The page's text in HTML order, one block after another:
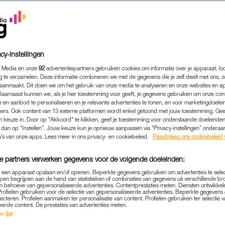
NA EEN
WIST: DIT IS HET EINDE'
FAMILIE|INTERVIEW
23-04-2023 | ANNA NEELTJE DE BOER
met 31 weken van haar dochter Lisa. Het meisje
instellingen
en onze 92 advertentiepartners gebruiken cookies om informatie over je apparaat,
te verzamelen. Deze informatie combineren we met de gegevens die je zelf deelt met ons,
Dit doen we om het gebruik van onze media te analyseren en onze websites en
kunnen we, als je hier toestemming voor geeft, je gegevens gebruiken om onze
en aanbod te personaliseren en je relevante advertenties te tonen, en voor
Ook content van 13 externe platformen wordt enkel getoond met jouw toestemming.
keuze in. Door op "Akkoord" te klikken, geef je toestemming voor onderstaande
op “Instellen”. Jouw keuze kun je opnieuw aanpassen via “Privacy-instellingen”
van onze apps. Lees meer in ons privacy- en cookiebeleid.
Raadpleeg ons cookiebeleid
partners verwerken gegevens voor de volgende doeleinden:
apparaat opslaan en/of openen. Beperkte gegevens gebruiken om advertenties te
begrijpen aan de hand van statistieken of combinaties van gegevens uit verschillende
behoeve van gepersonaliseerde advertenties. Contentprestaties meten. Diensten
gebruiken voor de selectie van gepersonaliseerde advertenties. Beperkte
Profielen aanmaken ter personalisatie van content. Profielen gebruiken ter selectie
content. De prestaties van advertenties meten.
lijst